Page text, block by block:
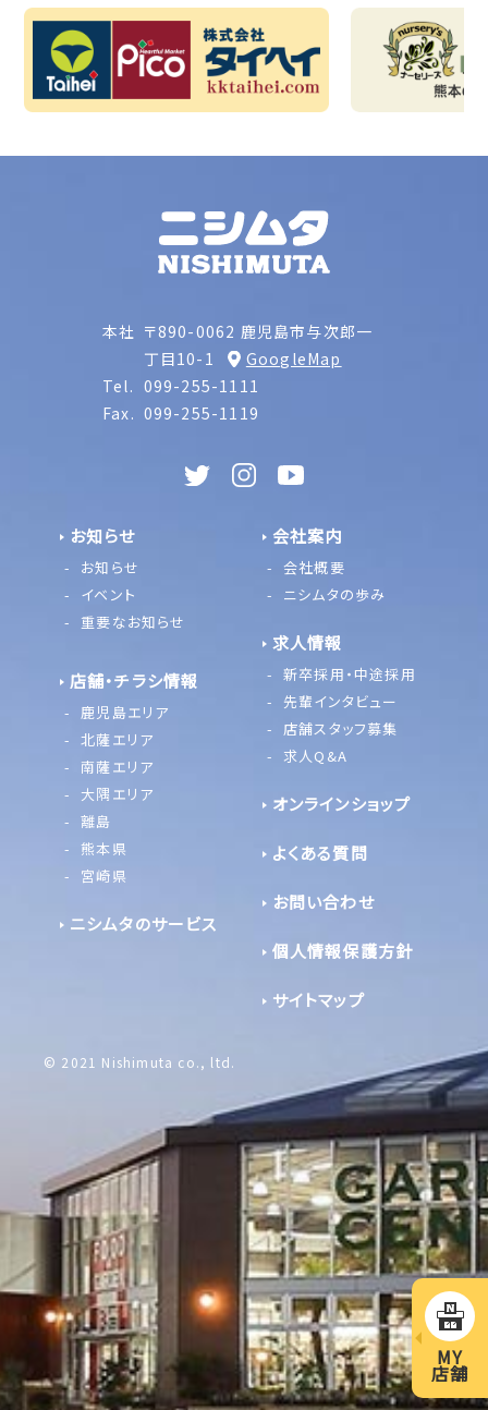
本社 〒890-0062 鹿児島市与次郎一
丁目10-1
GoogleMap
Tel. 099-255-1111
Fax. 099-255-1119
お知らせ
お知らせ
イベント
重要なお知らせ
店舗・チラシ情報
鹿児島エリア
北薩エリア
南薩エリア
大隅エリア
離島
熊本県
宮崎県
ニシムタのサービス
会社案内
会社概要
ニシムタの歩み
求人情報
新卒採用・中途採用
先輩インタビュー
店舗スタッフ募集
求人Q&A
オンラインショップ
よくある質問
お問い合わせ
個人情報保護方針
サイトマップ
© 2021 Nishimuta co., ltd.
MY
店舗